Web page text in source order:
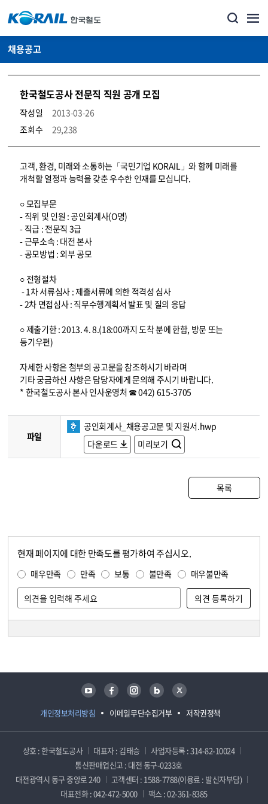
채용공고
한국철도공사 전문직 직원 공개 모집
작성일
2013-03-26
조회수
29,238
코레일소개_경영공시_채용공고 상세보기 – 내용, 파일, 담당자 연락처로 구성
고객, 환경, 미래와 소통하는「국민기업 KORAIL」와 함께 미래를
개척할 열정과 능력을 갖춘 우수한 인재를 모십니다.
○ 모집부문
- 직위 및 인원 : 공인회계사(O명)
- 직급 : 전문직 3급
- 근무소속 : 대전 본사
- 공모방법 : 외부 공모
○ 전형절차
- 1차 서류심사 : 제출서류에 의한 적격성 심사
- 2차 면접심사 : 직무수행계획서 발표 및 질의 응답
○ 제출기한 : 2013. 4. 8.(18:00까지 도착 분에 한함, 방문 또는
등기우편)
자세한 사항은 첨부의 공고문을 참조하시기 바라며
기타 궁금하신 사항은 담당자에게 문의해 주시기 바랍니다.
* 한국철도공사 본사 인사운영처 ☎ 042) 615-3705
파일
공인회계사_채용공고문 및 지원서.hwp
다운로드
미리보기
목록
현재 페이지에 대한 만족도를 평가하여 주십시오.
매우만족 만족 보통 불만족 매우불만족
개인정보처리방침 이메일무단수집거부 저작권정책
유튜브 페이스북 인스타그램 블로그 트위터
상호 : 한국철도공사 대표자 : 김태승
사업자등록 : 314-82-10024
통신판매업신고 : 대전 동구-0233호
대전광역시 동구 중앙로 240
고객센터 : 1588-7788(이용료 : 발신자부담)
대표전화 : 042-472-5000
팩스 : 02-361-8385